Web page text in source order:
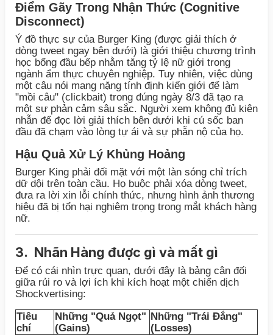
Điểm Gãy Trong Nhận Thức (Cognitive
Disconnect)
Ý đồ thực sự của Burger King (được giải thích ở
dòng tweet ngay bên dưới) là giới thiệu chương trình
học bổng đầu bếp nhằm tăng tỷ lệ nữ giới trong
ngành ẩm thực chuyên nghiệp. Tuy nhiên, việc dùng
một câu nói mang nặng tính định kiến giới để làm
"mồi câu" (clickbait) trong đúng ngày 8/3 đã tạo ra
một sự phản cảm sâu sắc. Người xem không đủ kiên
nhẫn để đọc lời giải thích bên dưới khi cú sốc ban
đầu đã chạm vào lòng tự ái và sự phẫn nộ của họ.
Hậu Quả Xử Lý Khủng Hoảng
Burger King phải đối mặt với một làn sóng chỉ trích
dữ dội trên toàn cầu. Họ buộc phải xóa dòng tweet,
đưa ra lời xin lỗi chính thức, nhưng hình ảnh thương
hiệu đã bị tổn hại nghiêm trọng trong mắt khách hàng
nữ.
3. Nhãn Hàng được gì và mất gì
Để có cái nhìn trực quan, dưới đây là bảng cân đối
giữa rủi ro và lợi ích khi kích hoạt một chiến dịch
Shockvertising:
Tiêu
chí
Những "Quả Ngọt"
(Gains)
Những "Trái Đắng"
(Losses)